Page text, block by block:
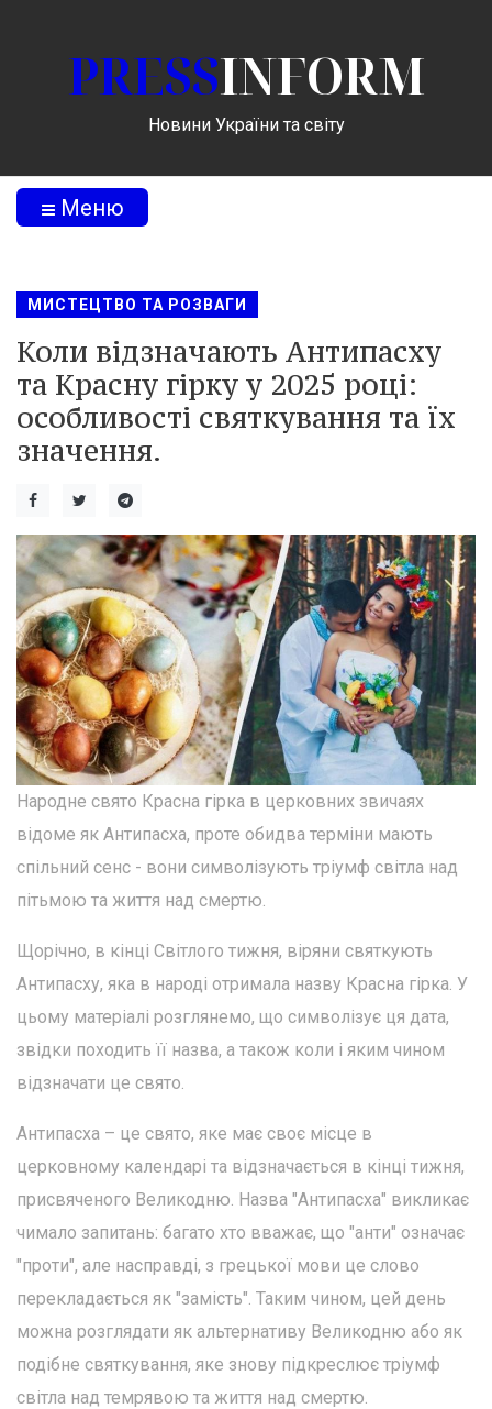
PRESSINFORM
Новини України та світу
Меню
МИСТЕЦТВО ТА РОЗВАГИ
Коли відзначають Антипасху
та Красну гірку у 2025 році:
особливості святкування та їх
значення.
Народне свято Красна гірка в церковних звичаях
відоме як Антипасха, проте обидва терміни мають
спільний сенс - вони символізують тріумф світла над
пітьмою та життя над смертю.
Щорічно, в кінці Світлого тижня, віряни святкують
Антипасху, яка в народі отримала назву Красна гірка. У
цьому матеріалі розглянемо, що символізує ця дата,
звідки походить її назва, а також коли і яким чином
відзначати це свято.
Антипасха – це свято, яке має своє місце в
церковному календарі та відзначається в кінці тижня,
присвяченого Великодню. Назва "Антипасха" викликає
чимало запитань: багато хто вважає, що "анти" означає
"проти", але насправді, з грецької мови це слово
перекладається як "замість". Таким чином, цей день
можна розглядати як альтернативу Великодню або як
подібне святкування, яке знову підкреслює тріумф
світла над темрявою та життя над смертю.